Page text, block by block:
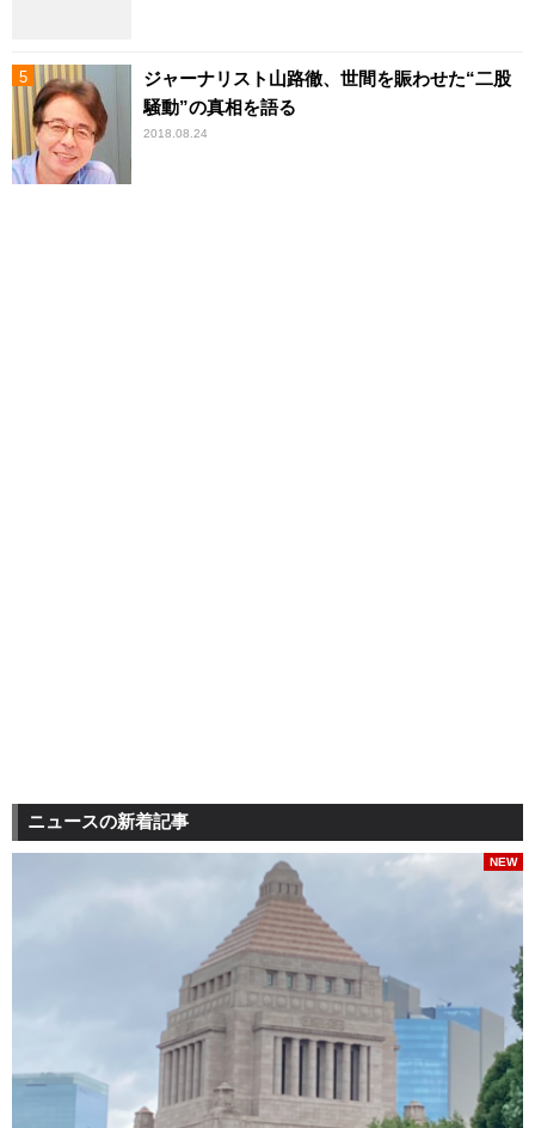
ジャーナリスト山路徹、世間を賑わせた“二股
騒動”の真相を語る
2018.08.24
ニュースの新着記事
NEW